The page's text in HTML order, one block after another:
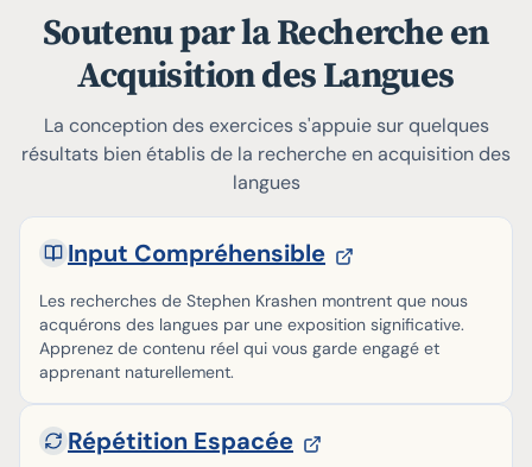
Soutenu par la Recherche en
Acquisition des Langues
La conception des exercices s'appuie sur quelques
résultats bien établis de la recherche en acquisition des
langues
Input Compréhensible
Les recherches de Stephen Krashen montrent que nous
acquérons des langues par une exposition significative.
Apprenez de contenu réel qui vous garde engagé et
apprenant naturellement.
Répétition Espacée